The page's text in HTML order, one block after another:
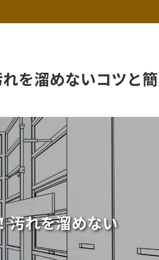
を溜めないコツと簡
汚れを溜めない